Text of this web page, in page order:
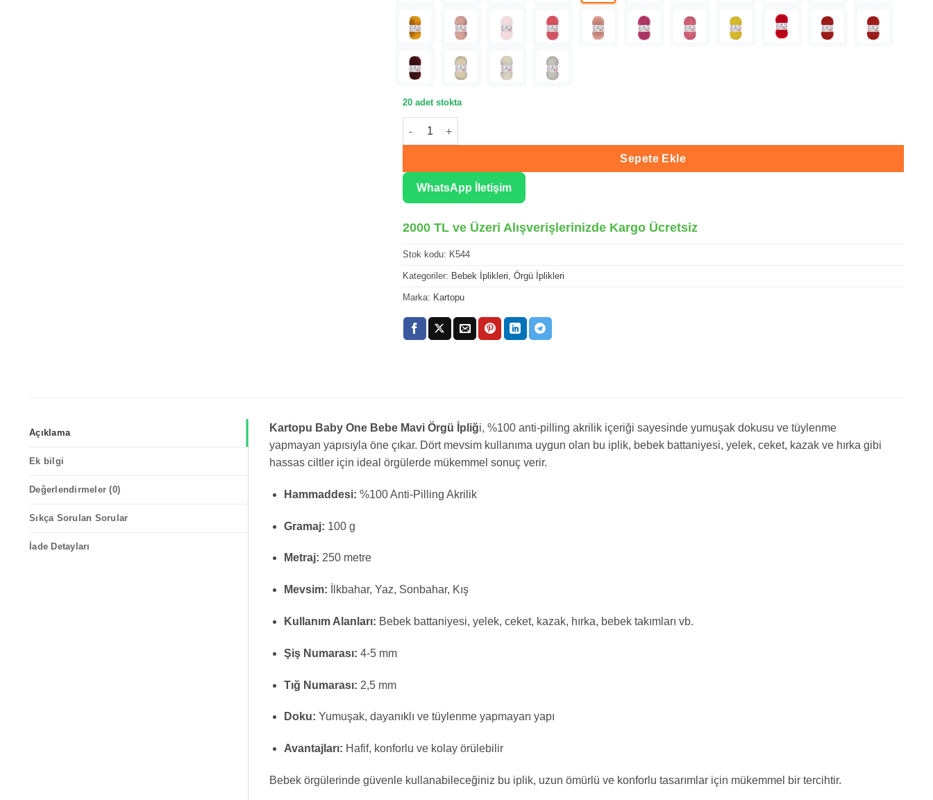
20 adet stokta
Kartopu Baby One Bebe Mavi Örgü İpliği K544 adet
Sepete Ekle
WhatsApp İletişim
2000 TL ve Üzeri Alışverişlerinizde Kargo Ücretsiz
Stok kodu: K544
Kategoriler: Bebek İplikleri, Örgü İplikleri
Marka: Kartopu
Açıklama
Ek bilgi
Değerlendirmeler (0)
Sıkça Sorulan Sorular
İade Detayları
Kartopu Baby One Bebe Mavi Örgü İpliği, %100 anti-pilling akrilik içeriği sayesinde yumuşak dokusu ve tüylenme
yapmayan yapısıyla öne çıkar. Dört mevsim kullanıma uygun olan bu iplik, bebek battaniyesi, yelek, ceket, kazak ve hırka gibi
hassas ciltler için ideal örgülerde mükemmel sonuç verir.
Hammaddesi: %100 Anti-Pilling Akrilik
Gramaj: 100 g
Metraj: 250 metre
Mevsim: İlkbahar, Yaz, Sonbahar, Kış
Kullanım Alanları: Bebek battaniyesi, yelek, ceket, kazak, hırka, bebek takımları vb.
Şiş Numarası: 4-5 mm
Tığ Numarası: 2,5 mm
Doku: Yumuşak, dayanıklı ve tüylenme yapmayan yapı
Avantajları: Hafif, konforlu ve kolay örülebilir
Bebek örgülerinde güvenle kullanabileceğiniz bu iplik, uzun ömürlü ve konforlu tasarımlar için mükemmel bir tercihtir.